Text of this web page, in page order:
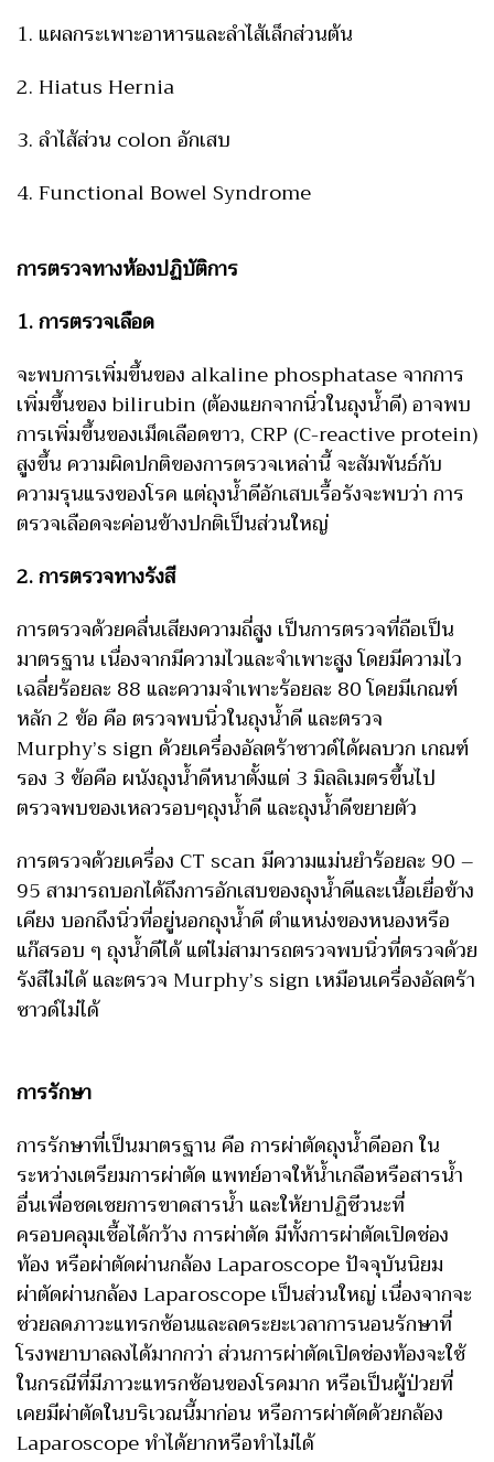
1. แผลกระเพาะอาหารและลำไส้เล็กส่วนต้น
2. Hiatus Hernia
3. ลำไส้ส่วน colon อักเสบ
4. Functional Bowel Syndrome
การตรวจทางห้องปฏิบัติการ
1. การตรวจเลือด
จะพบการเพิ่มขึ้นของ alkaline phosphatase จากการ
เพิ่มขึ้นของ bilirubin (ต้องแยกจากนิ่วในถุงน้ำดี) อาจพบ
การเพิ่มขึ้นของเม็ดเลือดขาว, CRP (C-reactive protein)
สูงขึ้น ความผิดปกติของการตรวจเหล่านี้ จะสัมพันธ์กับ
ความรุนแรงของโรค แต่ถุงน้ำดีอักเสบเรื้อรังจะพบว่า การ
ตรวจเลือดจะค่อนข้างปกติเป็นส่วนใหญ่
2. การตรวจทางรังสี
การตรวจด้วยคลื่นเสียงความถี่สูง เป็นการตรวจที่ถือเป็น
มาตรฐาน เนื่องจากมีความไวและจำเพาะสูง โดยมีความไว
เฉลี่ยร้อยละ 88 และความจำเพาะร้อยละ 80 โดยมีเกณฑ์
หลัก 2 ข้อ คือ ตรวจพบนิ่วในถุงน้ำดี และตรวจ
Murphy’s sign ด้วยเครื่องอัลตร้าซาวด์ได้ผลบวก เกณฑ์
รอง 3 ข้อคือ ผนังถุงน้ำดีหนาตั้งแต่ 3 มิลลิเมตรขึ้นไป
ตรวจพบของเหลวรอบๆถุงน้ำดี และถุงน้ำดีขยายตัว
การตรวจด้วยเครื่อง CT scan มีความแม่นยำร้อยละ 90 –
95 สามารถบอกได้ถึงการอักเสบของถุงน้ำดีและเนื้อเยื่อข้าง
เคียง บอกถึงนิ่วที่อยู่นอกถุงน้ำดี ตำแหน่งของหนองหรือ
แก๊สรอบ ๆ ถุงน้ำดีได้ แต่ไม่สามารถตรวจพบนิ่วที่ตรวจด้วย
รังสีไม่ได้ และตรวจ Murphy’s sign เหมือนเครื่องอัลตร้า
ซาวด์ไม่ได้
การรักษา
การรักษาที่เป็นมาตรฐาน คือ การผ่าตัดถุงน้ำดีออก ใน
ระหว่างเตรียมการผ่าตัด แพทย์อาจให้น้ำเกลือหรือสารน้ำ
อื่นเพื่อชดเชยการขาดสารน้ำ และให้ยาปฏิชีวนะที่
ครอบคลุมเชื้อได้กว้าง การผ่าตัด มีทั้งการผ่าตัดเปิดช่อง
ท้อง หรือผ่าตัดผ่านกล้อง Laparoscope ปัจจุบันนิยม
ผ่าตัดผ่านกล้อง Laparoscope เป็นส่วนใหญ่ เนื่องจากจะ
ช่วยลดภาวะแทรกซ้อนและลดระยะเวลาการนอนรักษาที่
โรงพยาบาลลงได้มากกว่า ส่วนการผ่าตัดเปิดช่องท้องจะใช้
ในกรณีที่มีภาวะแทรกซ้อนของโรคมาก หรือเป็นผู้ป่วยที่
เคยมีผ่าตัดในบริเวณนี้มาก่อน หรือการผ่าตัดด้วยกล้อง
Laparoscope ทำได้ยากหรือทำไม่ได้